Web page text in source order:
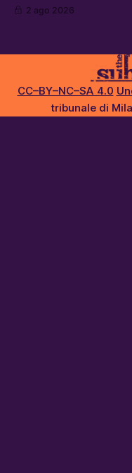
piano della
2 ago 2026
CC–BY–NC–SA 4.0
tribunale di